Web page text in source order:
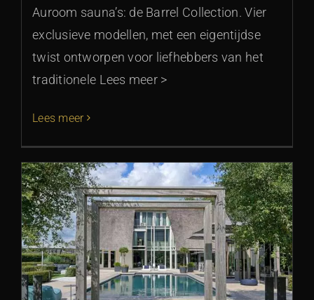
Auroom sauna’s: de Barrel Collection. Vier
exclusieve modellen, met een eigentijdse
twist ontworpen voor liefhebbers van het
traditionele Lees meer >
Lees meer